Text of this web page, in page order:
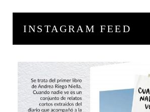
INSTAGRAM FEED